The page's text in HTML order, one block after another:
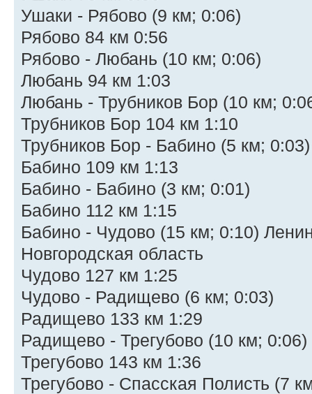
Ушаки - Рябово (9 км; 0:06)
Рябово 84 км 0:56
Рябово - Любань (10 км; 0:06)
Любань 94 км 1:03
Любань - Трубников Бор (10 км;
Трубников Бор 104 км 1:10
Трубников Бор - Бабино (5 км; 0:03)
Бабино 109 км 1:13
Бабино - Бабино (3 км; 0:01)
Бабино 112 км 1:15
Бабино - Чудово (15 км; 0:10)
Новгородская область
Чудово 127 км 1:25
Чудово - Радищево (6 км; 0:03)
Радищево 133 км 1:29
Радищево - Трегубово (10 км; 0:06)
Трегубово 143 км 1:36
Трегубово - Спасская Полисть (7